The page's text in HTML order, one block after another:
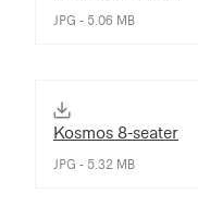
JPG - 5.06 MB
Kosmos 8-seater
JPG - 5.32 MB